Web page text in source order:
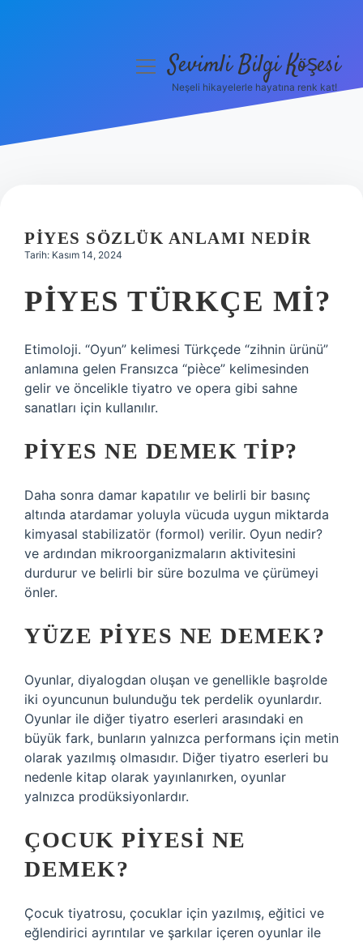
Hakkımızda
menüyüSevimli Bilgi Köşesi
Neşeli hikayelerle hayatına renk kat!
PIYES SÖZLÜK ANLAMI NEDIR
Tarih: Kasım 14, 2024
PIYES TÜRKÇE MI?
Etimoloji. “Oyun” kelimesi Türkçede “zihnin ürünü”
anlamına gelen Fransızca “pièce” kelimesinden
gelir ve öncelikle tiyatro ve opera gibi sahne
sanatları için kullanılır.
PIYES NE DEMEK TIP?
Daha sonra damar kapatılır ve belirli bir basınç
altında atardamar yoluyla vücuda uygun miktarda
kimyasal stabilizatör (formol) verilir. Oyun nedir?
ve ardından mikroorganizmaların aktivitesini
durdurur ve belirli bir süre bozulma ve çürümeyi
önler.
YÜZE PIYES NE DEMEK?
Oyunlar, diyalogdan oluşan ve genellikle başrolde
iki oyuncunun bulunduğu tek perdelik oyunlardır.
Oyunlar ile diğer tiyatro eserleri arasındaki en
büyük fark, bunların yalnızca performans için metin
olarak yazılmış olmasıdır. Diğer tiyatro eserleri bu
nedenle kitap olarak yayınlanırken, oyunlar
yalnızca prodüksiyonlardır.
ÇOCUK PIYESI NE
DEMEK?
Çocuk tiyatrosu, çocuklar için yazılmış, eğitici ve
eğlendirici ayrıntılar ve şarkılar içeren oyunlar ile